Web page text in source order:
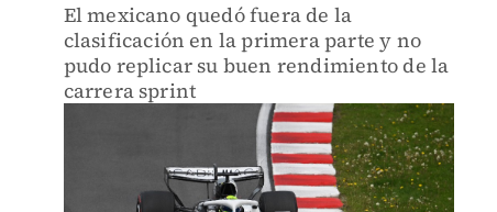
El mexicano quedó fuera de la
clasificación en la primera parte y no
pudo replicar su buen rendimiento de la
carrera sprint